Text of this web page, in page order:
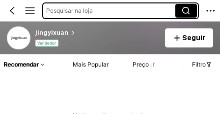
Pesquisar na loja
jingyixuan
Vendedor
Seguir
Recomendar Mais Popular Preço Filtro